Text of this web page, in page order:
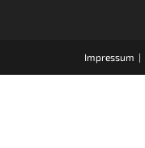
Impressum